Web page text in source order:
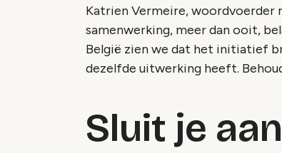
Katrien Vermeire, woordvoerder
samenwerking, meer dan ooit,
België zien we dat het initiatief
dezelfde uitwerking heeft.
Sluit je